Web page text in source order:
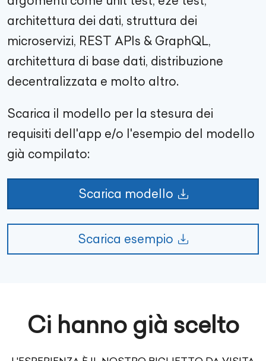
architettura dei dati, struttura dei
microservizi, REST APIs & GraphQL,
architettura di base dati, distribuzione
decentralizzata e molto altro.
Scarica il modello per la stesura dei
requisiti dell'app e/o l'esempio del modello
già compilato:
Scarica modello
Scarica esempio
Ci hanno già scelto